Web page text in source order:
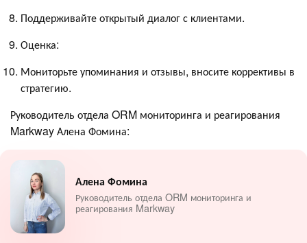
Поддерживайте открытый диалог с клиентами.
Оценка:
Мониторьте упоминания и отзывы, вносите коррективы в
стратегию.
Руководитель отдела ORM мониторинга и реагирования
Markway Алена Фомина:
Алена Фомина
Руководитель отдела ORM мониторинга и
реагирования Markway